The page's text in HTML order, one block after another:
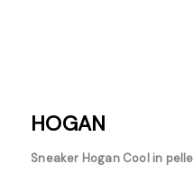
HOGAN
Sneaker Hogan Cool in